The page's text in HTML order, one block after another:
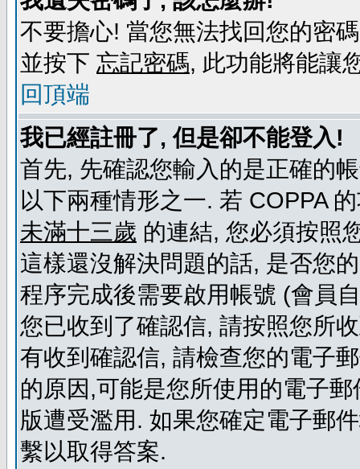
不要擔心! 當您無法找回您的密
並按下 忘記密碼, 此功能將能讓
回頂端
我已經註冊了, 但是卻不能登入!
首先, 先確認您輸入的是正確的
以下兩種情形之一. 若 COPPA
未滿十三歲 的連結, 您必須按照
這樣還沒解決問題的話, 是否您
程序完成後需要啟用帳號 (會員
您已收到了確認信, 請按照您所
有收到確認信, 請檢查您的電子
的原因,可能是您所使用的電子
版遭受濫用. 如果您確定電子郵
繫以取得答案.